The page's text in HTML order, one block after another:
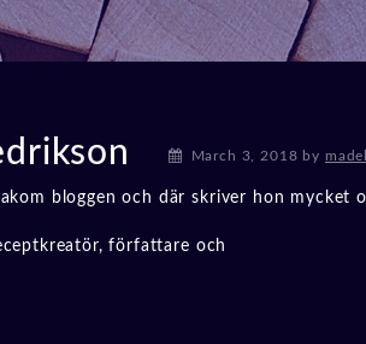
March 3, 2018 by
bloggen och där skriver hon mycket
författare och